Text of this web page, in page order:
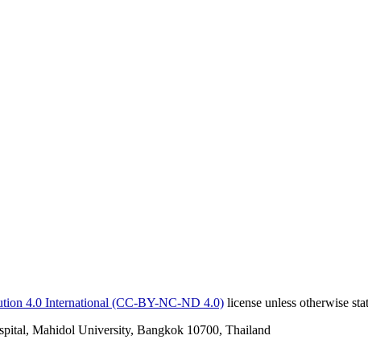
4.0 International (CC-BY-NC-ND 4.0) license unless otherwise
Mahidol University, Bangkok 10700, Thailand